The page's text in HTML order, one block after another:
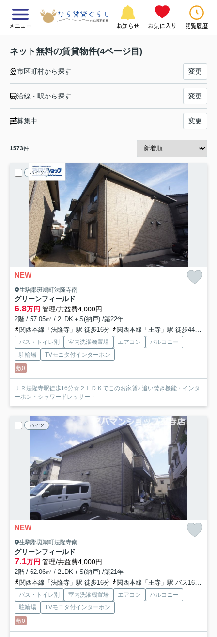
メニュー お知らせ お気に入り 閲覧履歴
ネット無料の賃貸物件(4ページ目)
市区町村から探す 変更
沿線・駅から探す 変更
募集中 変更
1573件
ハイツ
NEW
生駒郡斑鳩町法隆寺南
グリーンフィールド
6.8万円 管理/共益費4,000円
2階 / 57.05㎡ / 2LDK＋S(納戸) /築22年
関西本線「法隆寺」駅 徒歩16分
関西本線「王寺」駅 徒歩44分
バス・トイレ別 室内洗濯機置場 エアコン
バルコニー
駐輪場
TVモニタ付インターホン
敷0
ＪＲ法隆寺駅徒歩16分☆２ＬＤＫでこのお家賃♪ 追い焚き機能・インタ
ーホン・シャワードレッサー・
ハイツ
NEW
生駒郡斑鳩町法隆寺南
グリーンフィールド
7.1万円 管理/共益費4,000円
2階 / 62.06㎡ / 2LDK＋S(納戸) /築21年
関西本線「法隆寺」駅 徒歩16分
関西本線「王寺」駅 バス16分 「法隆寺前」 停歩4分
バス・トイレ別 室内洗濯機置場 エアコン
バルコニー
駐輪場
TVモニタ付インターホン
敷0